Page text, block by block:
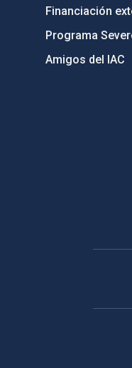
Financiación
Programa
Amigos del IAC